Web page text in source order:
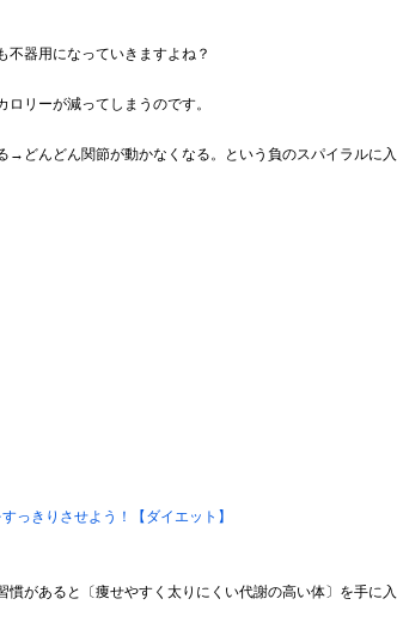
器用になっていきますよね？
リーが減ってしまうのです。
どんどん関節が動かなくなる。という負のスパイラルに入
っきりさせよう！【ダイエット】
があると〔痩せやすく太りにくい代謝の高い体〕を手に入